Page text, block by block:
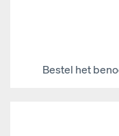
Bestel het